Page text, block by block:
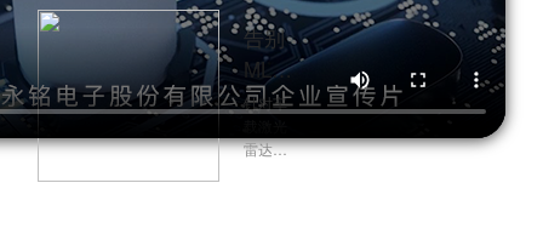
方案
直替，常
规交期仅
4 周，
125℃下
可连续工
作
4000h，
解限高难题
1.5mm/1.9mm 超薄
设计适配限高场景，
ESL 降低 50%，成本
低 25%-30%，可直
接替代松下等进口型
号，欢迎申请样品测
试。
告别
MLCC
啸叫
与可
靠性
针对车
雷达